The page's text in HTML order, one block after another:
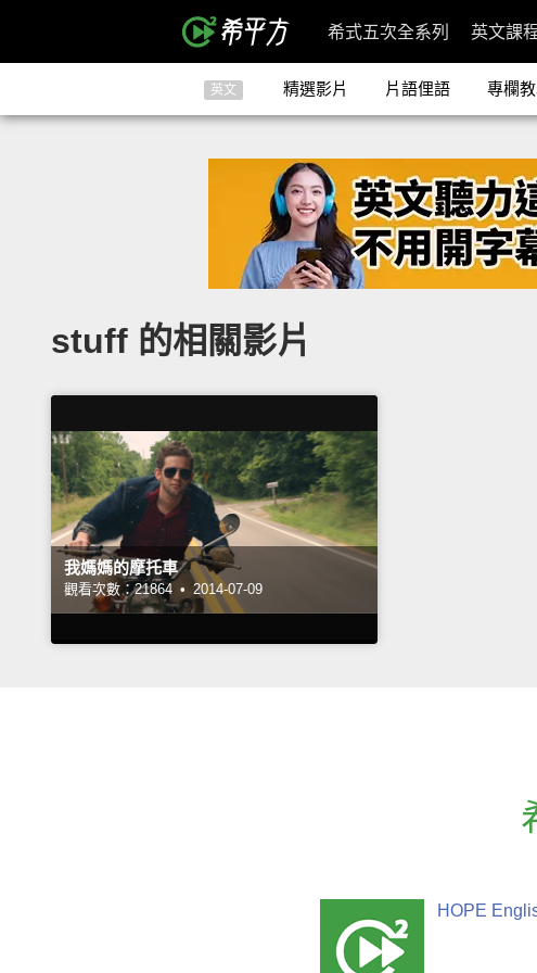
希式五次全系列 英文課
英文 精選影片 片語俚語 專欄
stuff 的相關影片
我媽媽的摩托車
觀看次數：21864 • 2014-07-09
HOPE